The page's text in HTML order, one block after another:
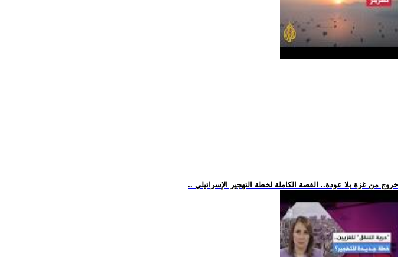
.. خروج من غزة بلا عودة.. القصة الكاملة لخطة التهجير الإسرائيلي